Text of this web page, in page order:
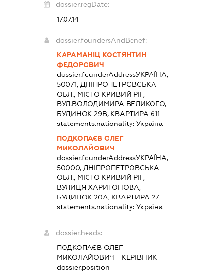
dossier.regDate:
17.07.14
dossier.foundersAndBenef:
КАРАМАНІЦ КОСТЯНТИН
ФЕДОРОВИЧ
dossier.founderAddressУКРАЇНА,
50071, ДНІПРОПЕТРОВСЬКА
ОБЛ., МІСТО КРИВИЙ РІГ,
ВУЛ.ВОЛОДИМИРА ВЕЛИКОГО,
БУДИНОК 29В, КВАРТИРА 611
statements.nationality:Україна
ПОДКОПАЄВ ОЛЕГ
МИКОЛАЙОВИЧ
dossier.founderAddressУКРАЇНА,
50000, ДНІПРОПЕТРОВСЬКА
ОБЛ., МІСТО КРИВИЙ РІГ,
ВУЛИЦЯ ХАРИТОНОВА,
БУДИНОК 20А, КВАРТИРА 27
statements.nationality:Україна
dossier.heads:
ПОДКОПАЄВ ОЛЕГ
МИКОЛАЙОВИЧ - КЕРІВНИК
dossier.position -